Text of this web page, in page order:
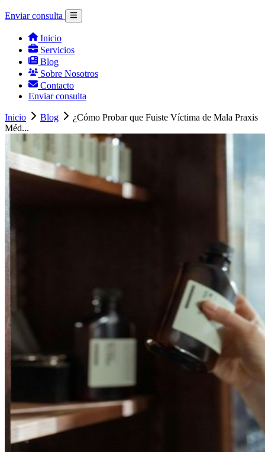
Enviar consulta
Inicio
Servicios
Blog
Sobre Nosotros
Contacto
Enviar consulta
Inicio Blog
¿Cómo Probar que Fuiste Víctima de Mala Praxis
Méd...